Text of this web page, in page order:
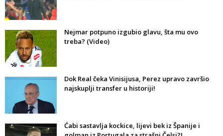
Nejmar potpuno izgubio glavu, šta mu ovo
treba? (Video)
Dok Real čeka Vinisijusa, Perez upravo završio
najskuplji transfer u historiji!
Ćabi sastavlja kockice, lijevi bek iz Španije i